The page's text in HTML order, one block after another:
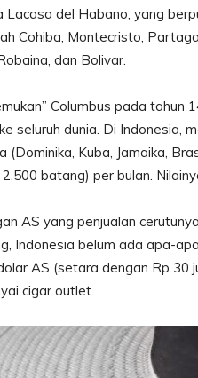
Lacasa del Habano, yang
Cohiba, Montecristo,
dan Bolivar.
Columbus pada
seluruh dunia. Di Indonesia,
Kuba, Jamaika,
batang) per bulan.
AS yang penjualan
Indonesia belum ada apa-
AS (setara dengan Rp
cigar outlet.